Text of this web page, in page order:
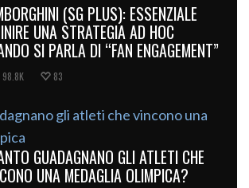
(SG PLUS): ESSENZIALE
UNA STRATEGIA AD HOC
SI PARLA DI “FAN ENGAGEMENT”
98.8K 83
GUADAGNANO GLI ATLETI CHE
UNA MEDAGLIA OLIMPICA?